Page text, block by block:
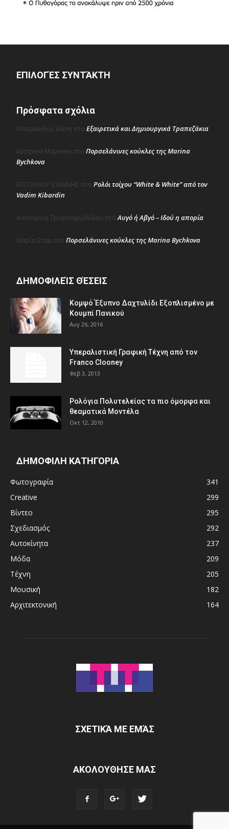
ΕΠΙΛΟΓΈΣ ΣΥΝΤΆΚΤΗ
Πρόσφατα σχόλια
Μασμανιδου Ελενη στο Εξαιρετικά και Δημιουργικά Τραπεζάκια
κατερινα Μαρκακη στο Πορσελάνινες κούκλες της Marina
Bychkova
ΕΥΣΤΑΘΙΟΥ ΙΩΑΝΝΗΣ στο Ρολόι τοίχου “White & White” από τον
Vadim Kibardin
Αικατερινη Τριανταφυλλιδου στοΑυγό ή Αβγό – Ιδού η απορία
Μαρία Σταμ στο Πορσελάνινες κούκλες της Marina Bychkova
ΔΗΜΟΦΙΛΕΊΣ ΘΈΣΕΙΣ
Κομψό Έξυπνο Δαχτυλίδι Εξοπλισμένο με
Κουμπί Πανικού
Αυγ 26, 2016
Υπεραλιστική Γραφική Τέχνη από τον
Franco Clooney
Φεβ 3, 2013
Ρολόγια Πολυτελείας τα πιο όμορφα και
θεαματικά Μοντέλα
Οκτ 12, 2010
ΔΗΜΟΦΙΛΗ ΚΑΤΗΓΟΡΙΑ
Φωτογραφία
341
Creative
299
Βίντεο
295
Σχεδιασμός
292
Αυτοκίνητα
237
Μόδα
209
Τέχνη
205
Μουσική
182
Αρχιτεκτονική
164
ΣΧΕΤΙΚΆ ΜΕ ΕΜΆΣ
ΑΚΟΛΟΥΘΗΣΕ ΜΑΣ